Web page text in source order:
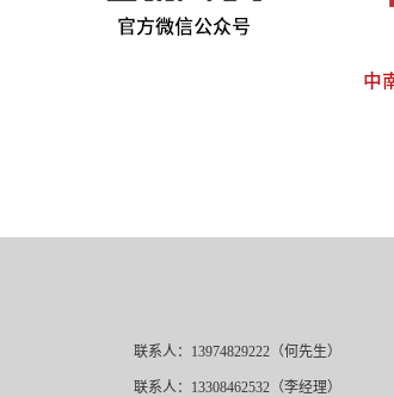
联系人：13974829222（何先生）
联系人：13308462532（李经理）